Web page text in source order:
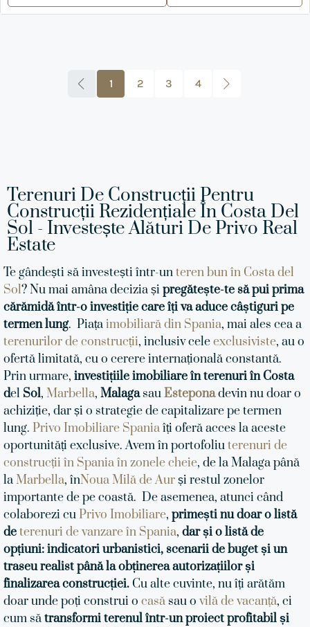
1 2 3 4
Terenuri De Construcții Pentru
Construcții Rezidențiale În Costa Del
Sol - Investește Alături De Privo Real
Estate
Te gândești să investești într-unteren bun în Costa del
Sol? Nu mai amâna decizia șipregătește-te să pui prima
cărămidă într-o investiție care îți va aduce câștiguri pe
termen lung. Piațaimobiliară din Spania, mai ales cea a
terenurilor de construcții, inclusiv celeexclusiviste, au o
ofertă limitată, cu o cerere internațională constantă.
Prin urmare, investițiile imobiliare în terenuri în Costa
del Sol, Marbella, MalagasauEsteponadevin nu doar o
achiziție, dar și o strategie de capitalizare pe termen
lung. Privo Imobiliare Spaniaîți oferă acces la aceste
oportunități exclusive. Avem în portofoliuterenuri de
construcții în Spania în zonele cheie, de la Malaga până
laMarbella, înNoua Milă de Aurși restul zonelor
importante de pe coastă. De asemenea, atunci când
colaborezi cu Privo Imobiliare, primești nu doar o listă
deterenuri de vanzare în Spania, dar și o listă de
opțiuni: indicatori urbanistici, scenarii de buget și un
traseu realist până la obținerea autorizațiilor și
finalizarea construcției.Cu alte cuvinte, nu îți arătăm
doar unde poți construi o casăsau o vilă de vacanță, ci
cum sătransformi terenul într-un proiect profitabil și